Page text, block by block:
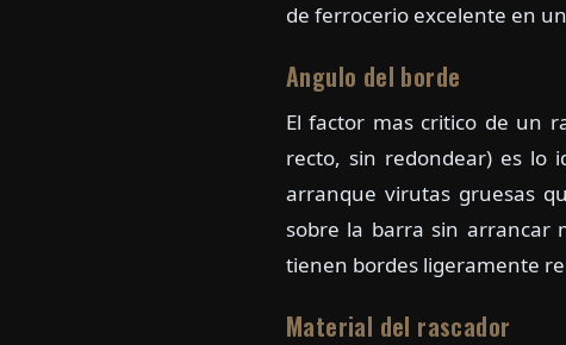
de ferrocerio excelente en
Angulo del borde
El factor mas critico de un
recto, sin redondear) es lo
arranque virutas gruesas
sobre la barra sin arrancar
tienen bordes ligeramente
Material del rascador